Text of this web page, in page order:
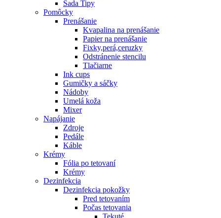
Sada Tipy
Pomôcky
Prenášanie
Kvapalina na prenášanie
Papier na prenášanie
Fixky,perá,ceruzky
Odstránenie stencilu
Tlačiarne
Ink cups
Gumičky a sáčky
Nádoby
Umelá koža
Mixer
Napájanie
Zdroje
Pedále
Káble
Krémy
Fólia po tetovaní
Krémy
Dezinfekcia
Dezinfekcia pokožky
Pred tetovaním
Počas tetovania
Tekuté